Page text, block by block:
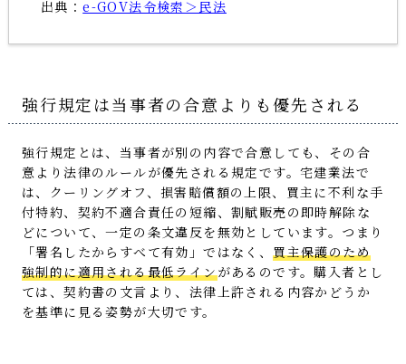
出典：e-GOV法令検索＞民法
強行規定は当事者の合意よりも優先される
強行規定とは、当事者が別の内容で合意しても、その合
意より法律のルールが優先される規定です。宅建業法で
は、クーリングオフ、損害賠償額の上限、買主に不利な手
付特約、契約不適合責任の短縮、割賦販売の即時解除な
どについて、一定の条文違反を無効としています。つまり
「署名したからすべて有効」ではなく、買主保護のため
強制的に適用される最低ラインがあるのです。購入者とし
ては、契約書の文言より、法律上許される内容かどうか
を基準に見る姿勢が大切です。